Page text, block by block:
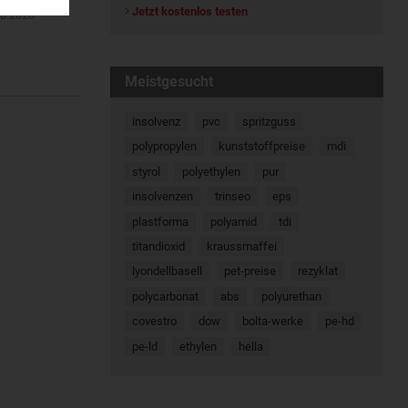
Jetzt kostenlos testen
Meistgesucht
insolvenz pvc
spritzguss
polypropylen
kunststoffpreise
mdi
styrol
polyethylen
pur
insolvenzen
trinseo
eps
plastforma
polyamid
tdi
titandioxid
kraussmaffei
lyondellbasell
pet-preise
rezyklat
polycarbonat
abs
polyurethan
covestro
dow bolta-werke
pe-hd
pe-ld
ethylen hella